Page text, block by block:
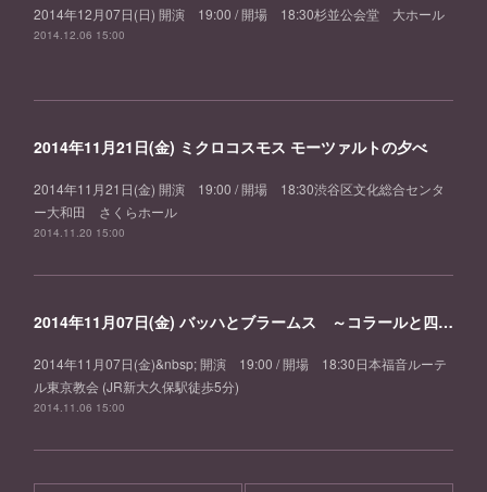
2014年12月07日(日) 開演 19:00 / 開場 18:30杉並公会堂 大ホール
2014.12.06 15:00
2014年11月21日(金) ミクロコスモス モーツァルトの夕べ
2014年11月21日(金) 開演 19:00 / 開場 18:30渋谷区文化総合センタ
ー大和田 さくらホール
2014.11.20 15:00
2014年11月07日(金) バッハとブラームス ～コラールと四つの厳粛な歌～
2014年11月07日(金)&nbsp; 開演 19:00 / 開場 18:30日本福音ルーテ
ル東京教会 (JR新大久保駅徒歩5分)
2014.11.06 15:00